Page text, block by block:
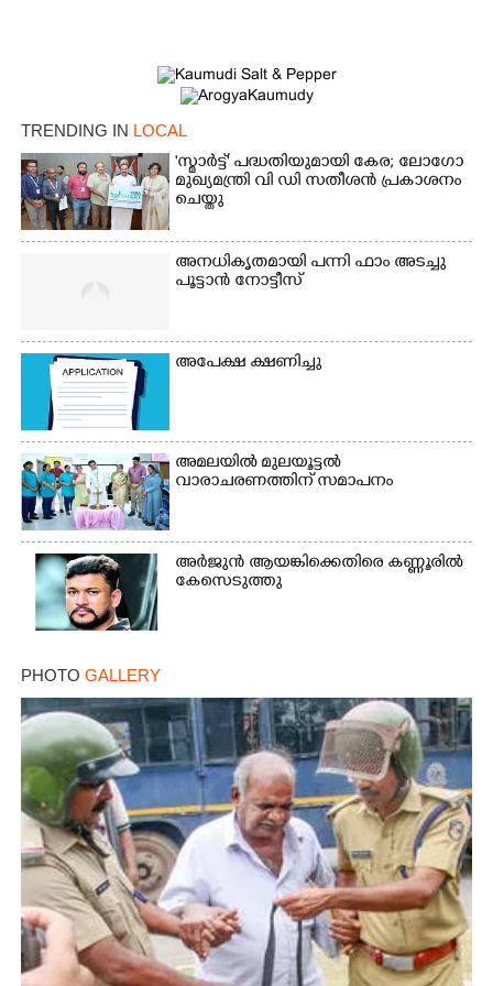
TRENDING IN LOCAL
'സ്മാർട്ട്' പദ്ധതിയുമായി കേര; ലോഗോ
മുഖ്യമന്ത്രി വി ഡി സതീശൻ പ്രകാശനം
ചെയ്തു
അനധികൃതമായി പന്നി ഫാം അടച്ചു
പൂട്ടാൻ നോട്ടീസ്
അപേക്ഷ ക്ഷണിച്ചു
അമലയിൽ മുലയൂട്ടൽ
വാരാചരണത്തിന് സമാപനം
അർജുൻ ആയങ്കിക്കെതിരെ കണ്ണൂരിൽ
കേസെടുത്തു
PHOTO GALLERY